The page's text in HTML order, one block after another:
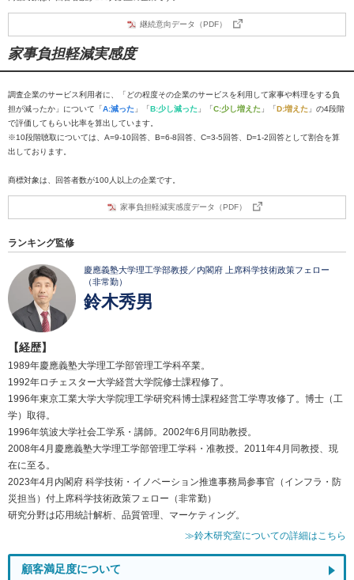
継続意向データ（PDF）
家事負担軽減実感度
調査企業のサービス利用者に、「どの程度その企業のサービスを利用して家事や料理をする負
担が減ったか」について「A:減った 」「B:少し減った 」「C:少し増えた 」「D:増えた 」の4段階
で評価してもらい比率を算出しています。
※10段階聴取については、A=9-10回答、B=6-8回答、C=3-5回答、D=1-2回答として割合を算
出しております。
商標対象は、回答者数が100人以上の企業です。
家事負担軽減実感度データ（PDF）
ランキング監修
慶應義塾大学理工学部教授／内閣府 上席科学技術政策フェロー
（非常勤）
鈴木秀男
【経歴】
1989年慶應義塾大学理工学部管理工学科卒業。
1992年ロチェスター大学経営大学院修士課程修了。
1996年東京工業大学大学院理工学研究科博士課程経営工学専攻修了。博士（工
学）取得。
1996年筑波大学社会工学系・講師。2002年6月同助教授。
2008年4月慶應義塾大学理工学部管理工学科・准教授。2011年4月同教授、現
在に至る。
2023年4月内閣府 科学技術・イノベーション推進事務局参事官（インフラ・防
災担当）付上席科学技術政策フェロー（非常勤）
研究分野は応用統計解析、品質管理、マーケティング。
≫鈴木研究室についての詳細はこちら
顧客満足度について